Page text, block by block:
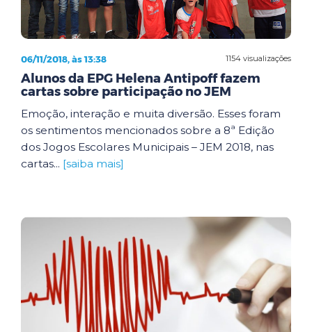
1154 visualizações
06/11/2018, às 13:38
Alunos da EPG Helena Antipoff fazem
cartas sobre participação no JEM
Emoção, interação e muita diversão. Esses foram
os sentimentos mencionados sobre a 8ª Edição
dos Jogos Escolares Municipais – JEM 2018, nas
cartas... [saiba mais]